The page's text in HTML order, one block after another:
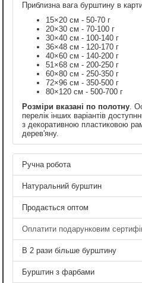
Приблизна вага бурштину в
15×20 см - 50-70 г
20×30 см - 70-100 г
30×40 см - 100-140 г
36×48 см - 120-170 г
40×60 см - 140-200 г
51×68 см - 200-250 г
60×80 см - 250-350 г
72×96 см - 350-500 г
80×120 см - 500-700 г
Розміри вказані по полотну.
перелік інших варіантів
з декоративною пластиковою
дерев'яну.
Ручна робота
Натуральний бурштин
Продається оптом
Оплатити подарунковим
В 2 рази більше бурштину
Бурштин з фарбами